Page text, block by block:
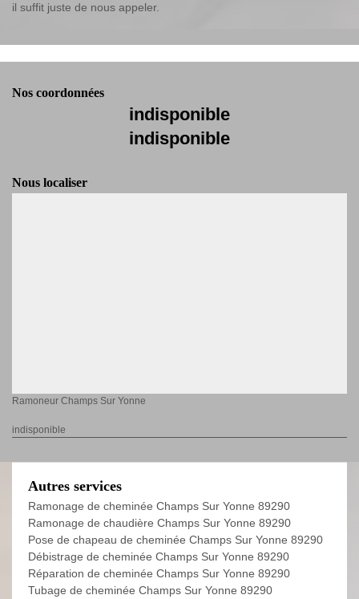
il suffit juste de nous appeler.
Nos coordonnées
indisponible
indisponible
Nous localiser
Ramoneur Champs Sur Yonne
indisponible
Autres services
Ramonage de cheminée Champs Sur Yonne 89290
Ramonage de chaudière Champs Sur Yonne 89290
Pose de chapeau de cheminée Champs Sur Yonne 89290
Débistrage de cheminée Champs Sur Yonne 89290
Réparation de cheminée Champs Sur Yonne 89290
Tubage de cheminée Champs Sur Yonne 89290